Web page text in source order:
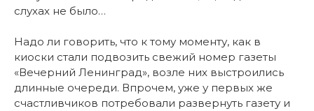
слухах не было…
Надо ли говорить, что к тому моменту, как в
киоски стали подвозить свежий номер газеты
«Вечерний Ленинград», возле них выстроились
длинные очереди. Впрочем, уже у первых же
счастливчиков потребовали развернуть газету и